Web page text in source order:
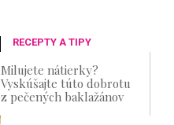
RECEPTY A TIPY
Milujete nátierky?
Vyskúšajte túto dobrotu
z pečených baklažánov